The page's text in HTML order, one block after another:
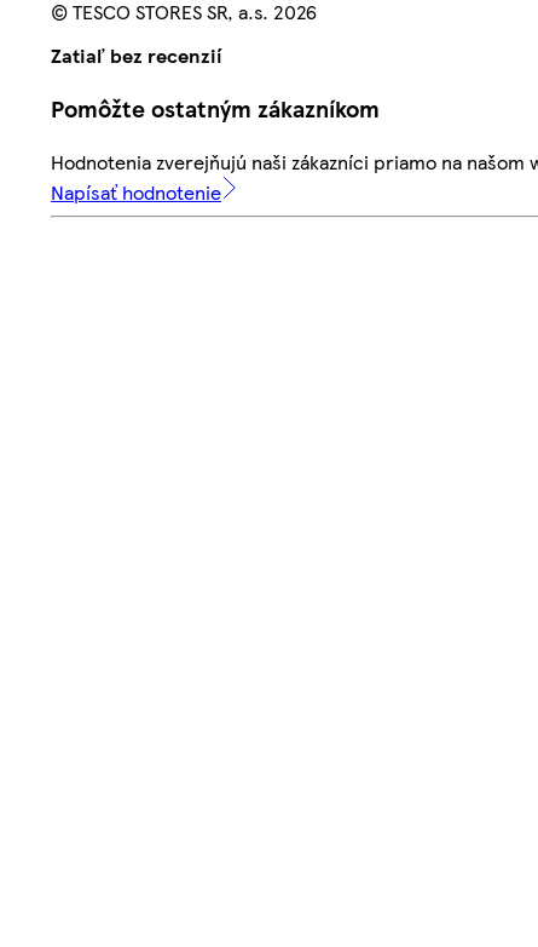
© TESCO STORES SR, a.s. 2026
Zatiaľ bez recenzií
Pomôžte ostatným zákazníkom
Hodnotenia zverejňujú naši zákazníci priamo na
Napísať hodnotenie